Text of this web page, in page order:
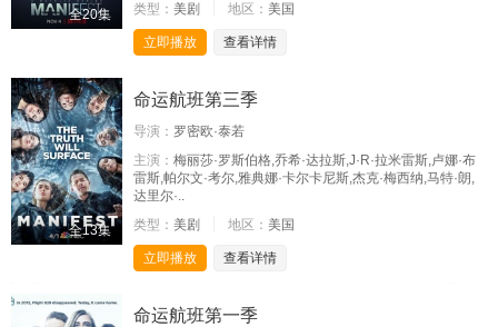
全20集
类型： 美剧 地区： 美国
立即播放 查看详情
全13集
命运航班第三季
导演： 罗密欧·泰若
主演： 梅丽莎·罗斯伯格,乔希·达拉斯,J·R·拉米雷斯,卢娜·布
雷斯,帕尔文·考尔,雅典娜·卡尔卡尼斯,杰克·梅西纳,马特·朗,
达里尔·..
类型： 美剧 地区： 美国
立即播放 查看详情
命运航班第一季